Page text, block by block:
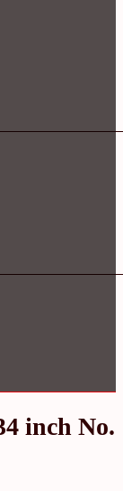
inch No.